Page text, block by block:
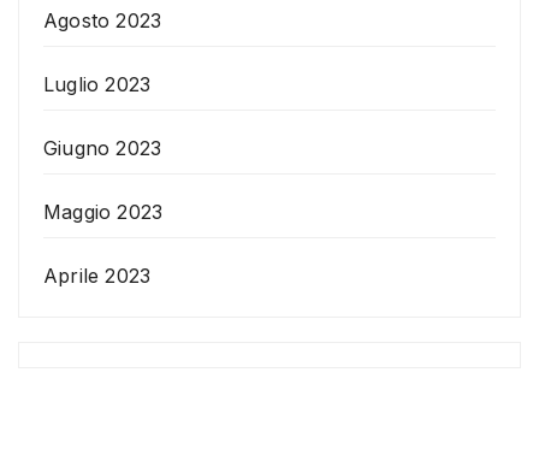
Agosto 2023
Luglio 2023
Giugno 2023
Maggio 2023
Aprile 2023